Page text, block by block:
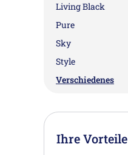
Living Black
Pure
Sky
Style
Verschiedenes
Ihre Vorteile